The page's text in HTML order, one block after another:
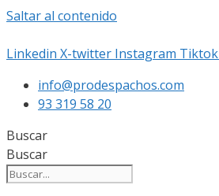
Saltar al contenido
Linkedin X-twitter Instagram Tiktok
info@prodespachos.com
93 319 58 20
Buscar
Buscar